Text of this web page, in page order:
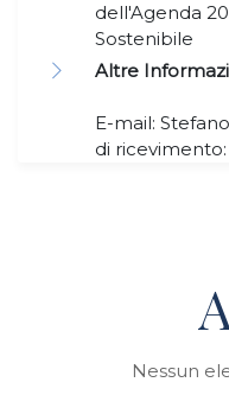
dell'Agenda
Sostenibile
Altre
E-mail:
di
Nessun